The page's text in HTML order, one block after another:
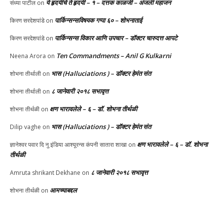
संध्या पाटील on ये हृदयीचे ते हृदयी – १ – दत्तक काळजी – अंजली महाजन
किरण सरदेशपांडेon पार्किन्सन्सविषयक गप्पा ६० – शोभनाताई
किरण सरदेशपांडेon पार्किन्सन्स विकार आणि उपचार – डॉक्टर चारुदत्त आपटे
Neena Arora on Ten Commandments – Anil G Kulkarni
शोभना तीर्थाली on भास (Halluciations ) – डॉक्टर हेमंत संत
शोभना तीर्थाली on ८ जानेवारी २०१८ सभावृत्त
शोभना तीर्थळी on क्षण भारावलेले – ६ – डॉ. शोभना तीर्थळी
Dilip vaghe on भास (Halluciations ) – डॉक्टर हेमंत संत
ज्ञानेश्वर पवार दि नु इंडिया आश्यूरन्स कंपनी सातारा शाखा on क्षण भारावलेले – ६ – डॉ. शोभना
तीर्थळी
Amruta shrikant Dekhane on ८ जानेवारी २०१८ सभावृत्त
शोभना तीर्थळी on आमच्याबद्दल